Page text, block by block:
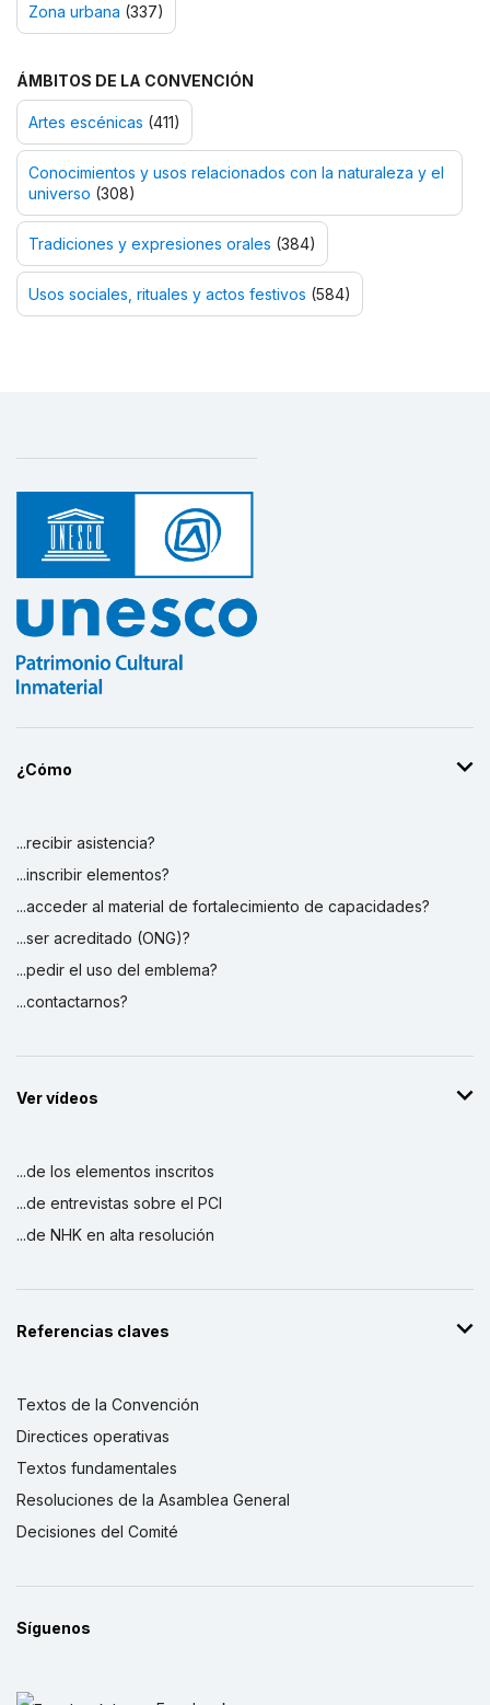
Zona urbana (337)
ÁMBITOS DE LA CONVENCIÓN
Artes escénicas (411)
Conocimientos y usos relacionados con la naturaleza y el
universo (308)
Tradiciones y expresiones orales (384)
Usos sociales, rituales y actos festivos (584)
¿Cómo
...recibir asistencia?
...inscribir elementos?
...acceder al material de fortalecimiento de capacidades?
...ser acreditado (ONG)?
...pedir el uso del emblema?
...contactarnos?
Ver vídeos
...de los elementos inscritos
...de entrevistas sobre el PCI
...de NHK en alta resolución
Referencias claves
Textos de la Convención
Directices operativas
Textos fundamentales
Resoluciones de la Asamblea General
Decisiones del Comité
Síguenos